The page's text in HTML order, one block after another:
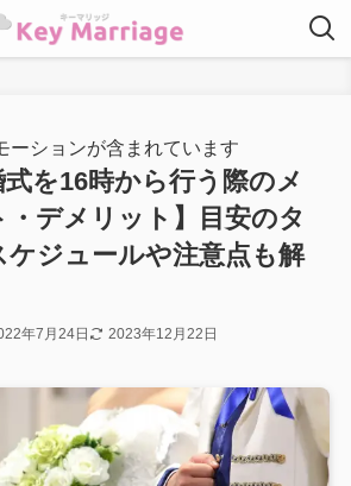
ーションが含まれています
式を16時から行う際のメ
・デメリット】目安のタ
ケジュールや注意点も解
年7月24日 2023年12月22日